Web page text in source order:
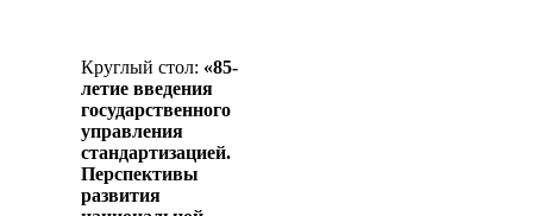
Круглый стол: «85-
летие введения
государственного
управления
стандартизацией.
Перспективы
развития